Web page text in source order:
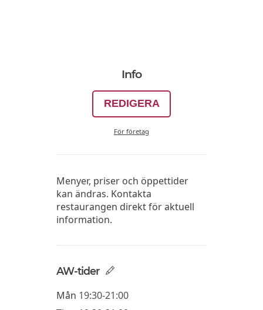
Info
REDIGERA
För företag
Menyer, priser och öppettider
kan ändras. Kontakta
restaurangen direkt för aktuell
information.
AW-tider
Mån 19:30-21:00